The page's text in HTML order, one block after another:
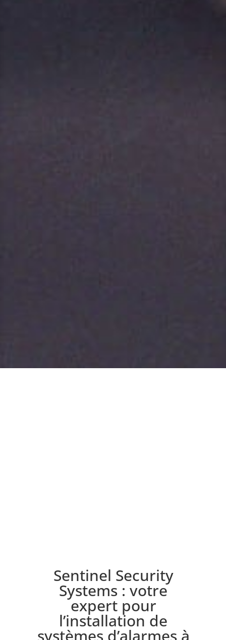
Sentinel Security
Systems : votre
expert pour
l’installation de
systèmes d’alarmes à